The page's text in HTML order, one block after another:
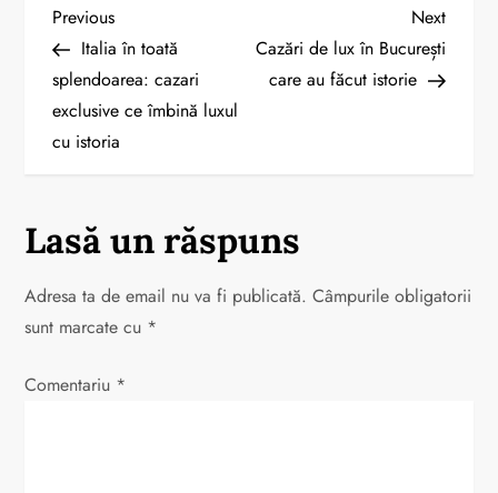
N
a
v
a
r
Previous
Post
Previous
Italia în toată
splendoarea: cazari
exclusive ce îmbină luxul
cu istoria
Next
Post
Next
Cazări de lux în București
care au făcut istorie
Lasă un răspuns
Adresa ta de email nu va fi publicată. Câmpurile obligatorii
sunt marcate cu *
Comentariu *